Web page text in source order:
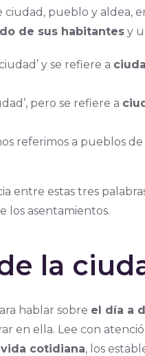
pueblo y aldea,
de sus habitantesy
y se refiere a
pero se refiere a
referimos a pueblos de
entre estas tres
los asentamientos.
la
hablar sobre el día a
en ella. Lee con
cotidiana, los